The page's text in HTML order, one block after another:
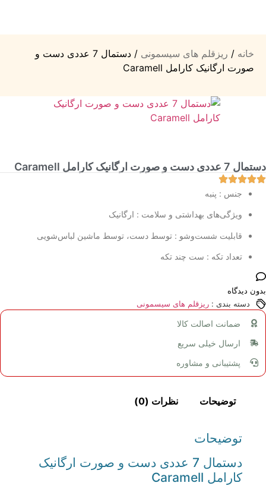
خانه / ریزقلم های سیسمونی
/ دستمال 7 عددی دست و
صورت ارگانیک کارامل Caramell
دستمال 7 عددی دست و صورت ارگانیک کارامل Caramell
جنس : پنبه
ویژگی‌های بهداشتی و سلامت : ارگانیک
قابلیت شست‌وشو : توسط دست، توسط ماشین لباس‌شویی
تعداد تکه : ست چند تکه
بدون دیدگاه
دسته بندی : ریزقلم های سیسمونی
ضمانت اصالت کالا
ارسال خیلی سریع
پشتیبانی و مشاوره
توضیحات نظرات (0)
توضیحات
دستمال 7 عددی دست و صورت ارگانیک
کارامل Caramell